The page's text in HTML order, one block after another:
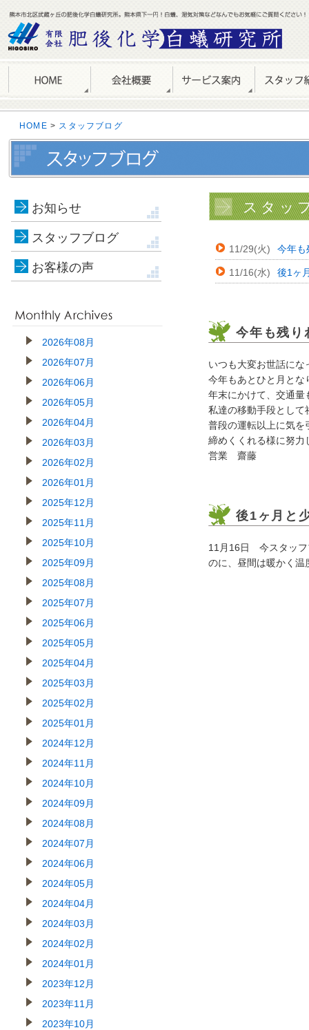
HOME > スタッフブログ
お知らせ
スタッフブログ
お客様の声
2026年08月
2026年07月
2026年06月
2026年05月
2026年04月
2026年03月
2026年02月
2026年01月
2025年12月
2025年11月
2025年10月
2025年09月
2025年08月
2025年07月
2025年06月
2025年05月
2025年04月
2025年03月
2025年02月
2025年01月
2024年12月
2024年11月
2024年10月
2024年09月
2024年08月
2024年07月
2024年06月
2024年05月
2024年04月
2024年03月
2024年02月
2024年01月
2023年12月
2023年11月
2023年10月
スタッ
11/29(火) 今年も
11/16(水) 後1ヶ
今年も残り
いつも大変お世話にな
今年もあとひと月とな
年末にかけて、交通量
私達の移動手段として
普段の運転以上に気を
締めくくれる様に努力
営業 齋藤
後1ヶ月と
11月16日 今スタッフ
のに、昼間は暖かく